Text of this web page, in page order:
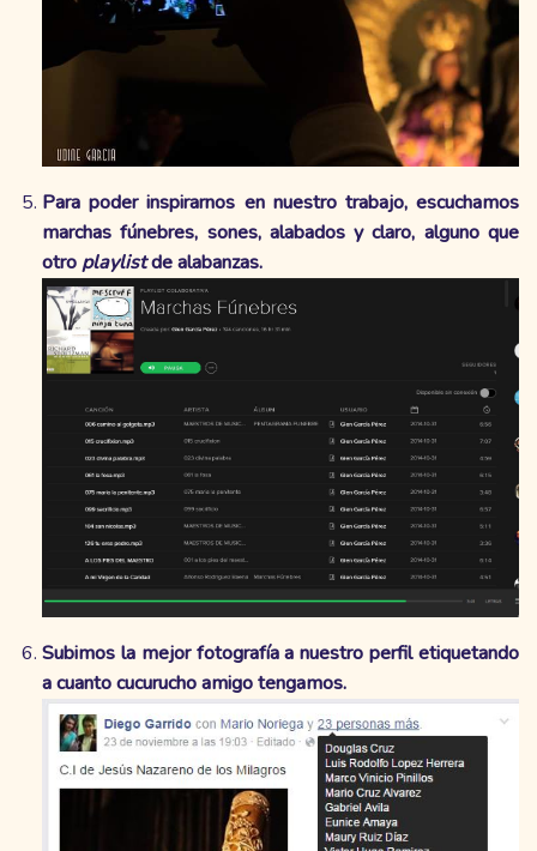
Para poder inspirarnos en nuestro trabajo, escuchamos
marchas fúnebres, sones, alabados y claro, alguno que
otro playlistde alabanzas.
Subimos la mejor fotografía a nuestro perfil etiquetando
a cuanto cucurucho amigo tengamos.